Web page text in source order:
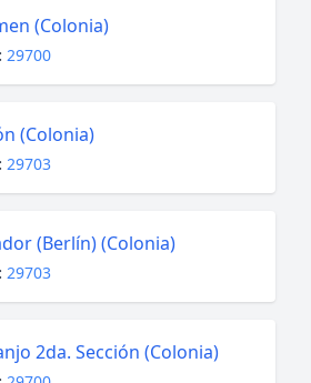
(Colonia)
29700
(Colonia)
29703
(Berlín) (Colonia)
29703
2da. Sección (Colonia)